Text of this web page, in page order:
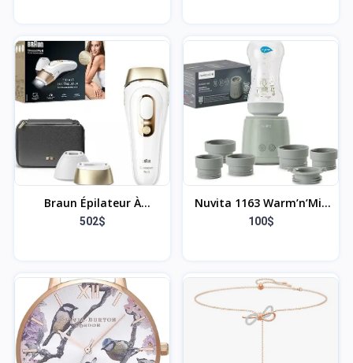
Prise Mesure
Consommation
Intelligente avec
Commande Vocale,
Contrôle à Distance et
Configuration Bluetooth
Braun Épilateur À
Lumière Pulsée
Alternative Au Laser,
Résultats En 2 Séances,
Rasoir Venus, 2 Têtes
Pour Épiler Jambes,
Visage, Maillot Et Plus
502$
Nuvita 1163 Warm’n’Mix
Chauffe-biberon Portable
Mélange
100$